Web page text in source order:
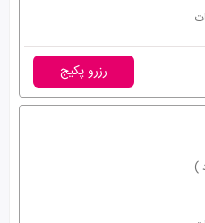
رزرو پکیج